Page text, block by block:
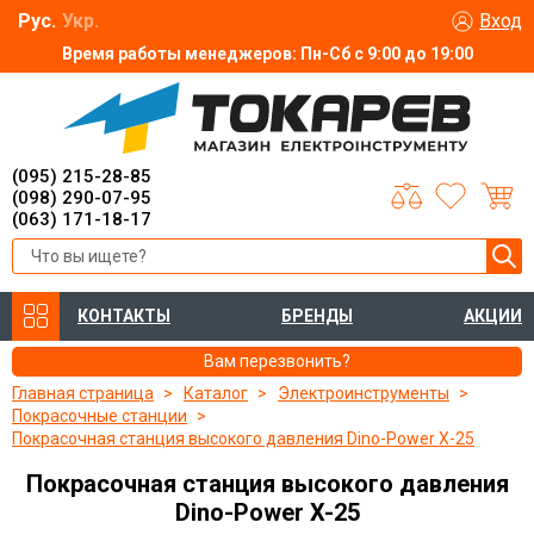
Время работы менеджеров: Пн-Сб с 9:00 до 19:00
Рус. Укр. Вход
(095) 215-28-85
(098) 290-07-95
(063) 171-18-17
КОНТАКТЫ БРЕНДЫ АКЦИИ
Вам перезвонить?
Главная страница
Каталог
Электроинструменты
Покрасочные станции
Покрасочная станция высокого давления Dino-Power X-25
Покрасочная станция высокого давления
Dino-Power X-25